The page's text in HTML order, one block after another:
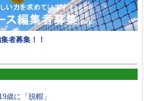
者募集！！
歳に「脱帽」